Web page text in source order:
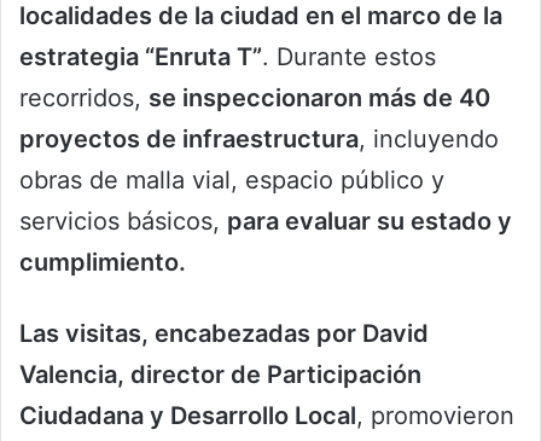
localidades de la ciudad en el marco de la
estrategia “Enruta T”. Durante estos
recorridos, se inspeccionaron más de 40
proyectos de infraestructura, incluyendo
obras de malla vial, espacio público y
servicios básicos, para evaluar su estado y
cumplimiento.
Las visitas, encabezadas por David
Valencia, director de Participación
Ciudadana y Desarrollo Local, promovieron